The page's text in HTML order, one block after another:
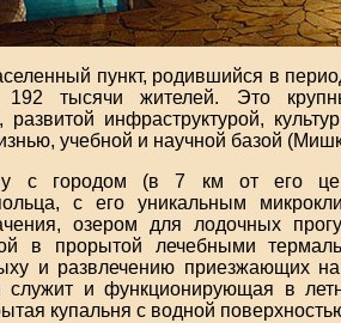
пункт, родившийся в
192 тысячи жителей. Это
развитой инфраструктурой,
учебной и научной базой
с городом (в 7 км от его
с его уникальным
озером для лодочных
в прорытой лечебными
и развлечению приезжающих на
служит и функционирующая в
купальня с водной